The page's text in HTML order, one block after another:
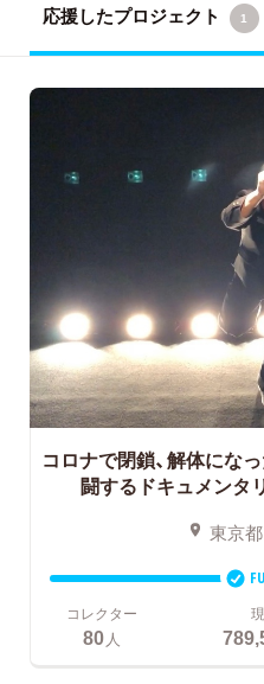
応援したプロジェクト 1
コロナで閉鎖、解体にな
闘するドキュメンタ
東京都
コレクター
80 人